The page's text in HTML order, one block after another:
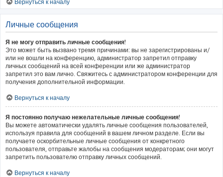
Вернуться к началу
Личные сообщения
Я не могу отправить личные сообщения!
Это может быть вызвано тремя причинами: вы не зарегистрированы и/
или не вошли на конференцию, администратор запретил отправку
личных сообщений на всей конференции или же администратор
запретил это вам лично. Свяжитесь с администратором конференции для
получения дополнительной информации.
Вернуться к началу
Я постоянно получаю нежелательные личные сообщения!
Вы можете автоматически удалять личные сообщения пользователей,
используя правила для сообщений в вашем личном разделе. Если вы
получаете оскорбительные личные сообщения от конкретного
пользователя, отправьте жалобы на сообщения модераторам; они могут
запретить пользователю отправку личных сообщений.
Вернуться к началу